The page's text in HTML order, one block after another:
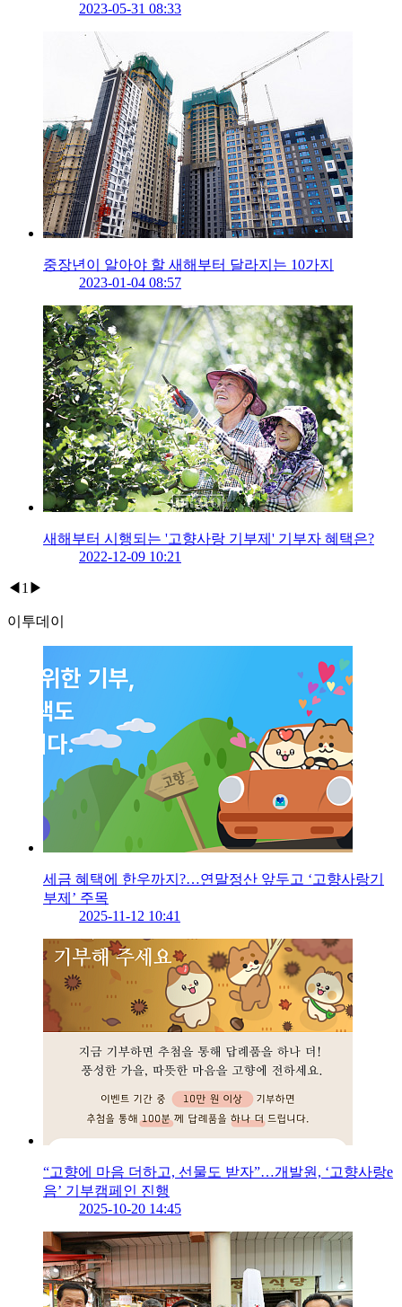
2023-05-31 08:33
중장년이 알아야 할 새해부터 달라지는 10가지
2023-01-04 08:57
새해부터 시행되는 '고향사랑 기부제' 기부자 혜택은?
2022-12-09 10:21
◀ 1 ▶
이투데이
세금 혜택에 한우까지?…연말정산 앞두고 ‘고향사랑기
부제’ 주목
2025-11-12 10:41
“고향에 마음 더하고, 선물도 받자”…개발원, ‘고향사랑e
음’ 기부캠페인 진행
2025-10-20 14:45